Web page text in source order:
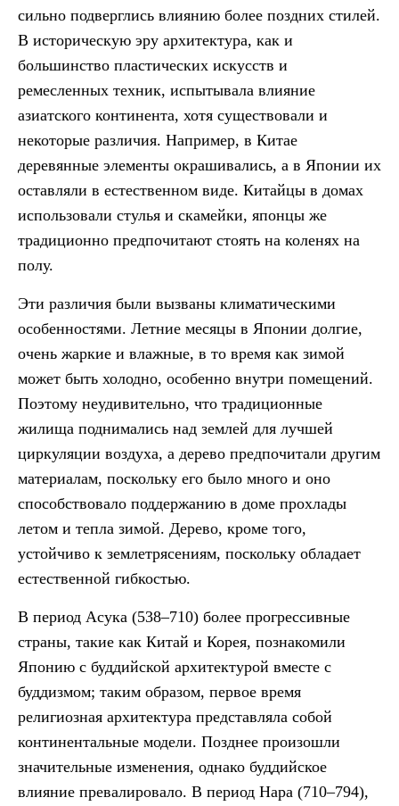
сильно подверглись влиянию более поздних стилей.
В историческую эру архитектура, как и
большинство пластических искусств и
ремесленных техник, испытывала влияние
азиатского континента, хотя существовали и
некоторые различия. Например, в Китае
деревянные элементы окрашивались, а в Японии их
оставляли в естественном виде. Китайцы в домах
использовали стулья и скамейки, японцы же
традиционно предпочитают стоять на коленях на
полу.
Эти различия были вызваны климатическими
особенностями. Летние месяцы в Японии долгие,
очень жаркие и влажные, в то время как зимой
может быть холодно, особенно внутри помещений.
Поэтому неудивительно, что традиционные
жилища поднимались над землей для лучшей
циркуляции воздуха, а дерево предпочитали другим
материалам, поскольку его было много и оно
способствовало поддержанию в доме прохлады
летом и тепла зимой. Дерево, кроме того,
устойчиво к землетрясениям, поскольку обладает
естественной гибкостью.
В период Асука (538–710) более прогрессивные
страны, такие как Китай и Корея, познакомили
Японию с буддийской архитектурой вместе с
буддизмом; таким образом, первое время
религиозная архитектура представляла собой
континентальные модели. Позднее произошли
значительные изменения, однако буддийское
влияние превалировало. В период Нара (710–794),